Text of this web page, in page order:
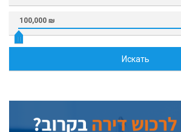
100,000 ₪
Искать